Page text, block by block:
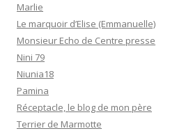
Marlie
Le marquoir d’Elise (Emmanuelle)
Monsieur Echo de Centre presse
Nini 79
Niunia18
Pamina
Réceptacle, le blog de mon père
Terrier de Marmotte